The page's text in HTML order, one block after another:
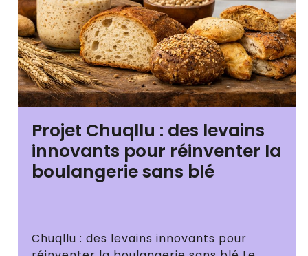
Projet Chuqllu : des levains
innovants pour réinventer la
boulangerie sans blé
Chuqllu : des levains innovants pour